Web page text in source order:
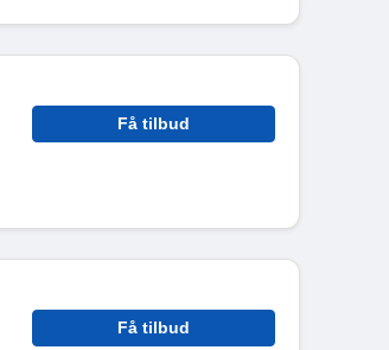
Få tilbud
Få tilbud